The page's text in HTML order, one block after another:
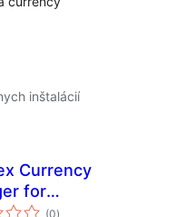
inštalácií
Currency
for
(0celkové
)